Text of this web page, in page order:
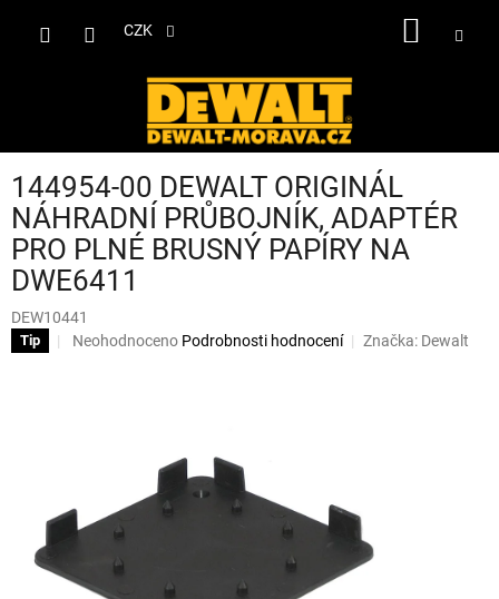
CZK
144954-00 DEWALT ORIGINÁL
NÁHRADNÍ PRŮBOJNÍK, ADAPTÉR
PRO PLNÉ BRUSNÝ PAPÍRY NA
DWE6411
DEW10441
Tip
Průměrné
Neohodnoceno Podrobnosti hodnocení Značka: Dewalt